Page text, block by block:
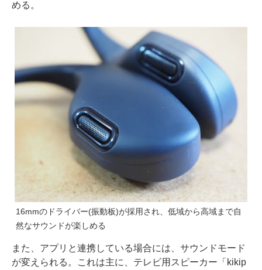
める。
16mmのドライバー(振動板)が採用され、低域から高域まで自
然なサウンドが楽しめる
また、アプリと連携している場合には、サウンドモード
が変えられる。これは主に、テレビ用スピーカー「kikip